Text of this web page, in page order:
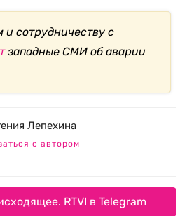
сотрудничеству с
западные СМИ об аварии
Лепехина
с автором
RTVI в Telegram